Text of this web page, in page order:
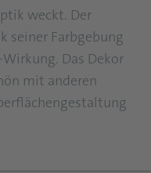
weckt. Der
seiner Farbgebung
Das Dekor
mit anderen